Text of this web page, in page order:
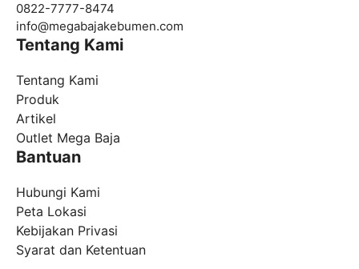
0822-7777-8474
info@megabajakebumen.com
Tentang Kami
Tentang Kami
Produk
Artikel
Outlet Mega Baja
Bantuan
Hubungi Kami
Peta Lokasi
Kebijakan Privasi
Syarat dan Ketentuan